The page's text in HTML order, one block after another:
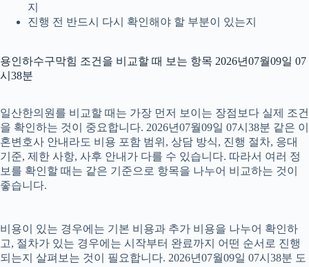
지
진행 전 반드시 다시 확인해야 할 부분이 있는지
용인하수구막힘 조건을 비교할 때 보는 항목 2026년07월09일 07
시38분
일산한의원를 비교할 때는 가장 먼저 보이는 장점보다 실제 조건
을 확인하는 것이 중요합니다. 2026년07월09일 07시38분 같은 이
혼변호사 안내라도 비용 포함 범위, 상담 방식, 진행 절차, 응대
기준, 제한 사항, 사후 안내가 다를 수 있습니다. 따라서 여러 정
보를 확인할 때는 같은 기준으로 항목을 나누어 비교하는 것이
좋습니다.
비용이 있는 경우에는 기본 비용과 추가 비용을 나누어 확인하
고, 절차가 있는 경우에는 시작부터 완료까지 어떤 순서로 진행
되는지 살펴보는 것이 필요합니다. 2026년07월09일 07시38분 도